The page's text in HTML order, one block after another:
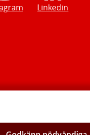
Linkedin